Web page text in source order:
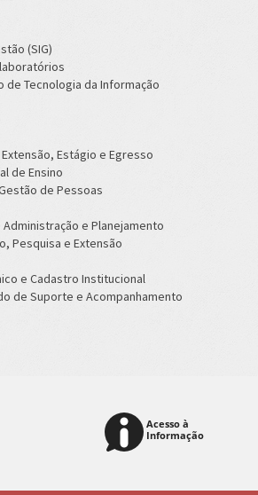
(SIG)
de Tecnologia da Informação
Extensão, Estágio e Egresso
de Ensino
de Pessoas
e Planejamento
Pesquisa e Extensão
e Cadastro Institucional
de Suporte e Acompanhamento